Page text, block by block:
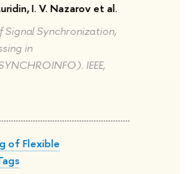
I. V. Nazarov et al.
Signal Synchronization,
in
IEEE,
of Flexible